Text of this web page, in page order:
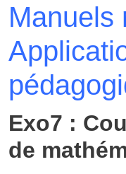
Manuels
Exo7 :
de